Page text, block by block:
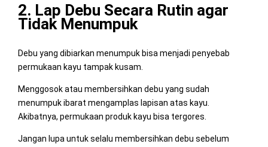
2. Lap Debu Secara Rutin agar
Tidak Menumpuk
Debu yang dibiarkan menumpuk bisa menjadi penyebab
permukaan kayu tampak kusam.
Menggosok atau membersihkan debu yang sudah
menumpuk ibarat mengamplas lapisan atas kayu.
Akibatnya, permukaan produk kayu bisa tergores.
Jangan lupa untuk selalu membersihkan debu sebelum